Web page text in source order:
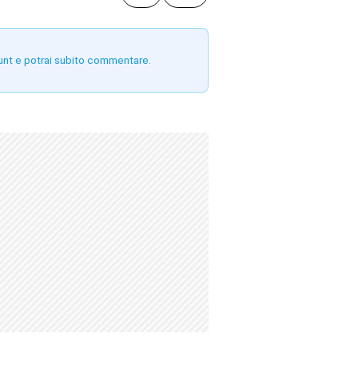
e potrai subito commentare.